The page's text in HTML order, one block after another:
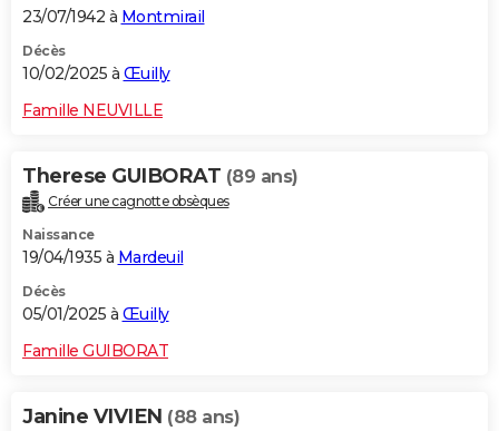
23/07/1942 à Montmirail
Décès
10/02/2025 à Œuilly
Famille NEUVILLE
Therese GUIBORAT (89 ans)
Créer une cagnotte obsèques
Naissance
19/04/1935 à Mardeuil
Décès
05/01/2025 à Œuilly
Famille GUIBORAT
Janine VIVIEN (88 ans)